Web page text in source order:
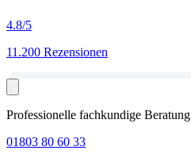
4.8/5
11.200 Rezensionen
Professionelle fachkundige Beratung
01803 80 60 33